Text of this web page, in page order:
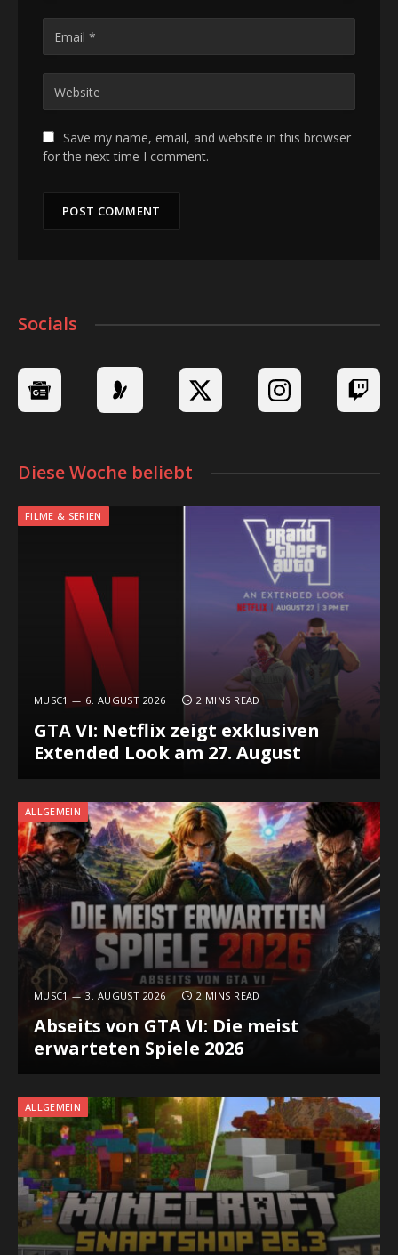
Save my name, email, and website in this browser
for the next time I comment.
Socials
Diese Woche beliebt
FILME & SERIEN
MUSC1 6. AUGUST 2026 2 MINS READ
GTA VI: Netflix zeigt exklusiven
Extended Look am 27. August
ALLGEMEIN
MUSC1 3. AUGUST 2026 2 MINS READ
Abseits von GTA VI: Die meist
erwarteten Spiele 2026
ALLGEMEIN